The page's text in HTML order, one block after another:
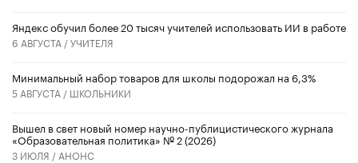
​Яндекс обучил более 20 тысяч учителей использовать ИИ в работе
6 АВГУСТА /УЧИТЕЛЯ
Минимальный набор товаров для школы подорожал на 6,3%
5 АВГУСТА / ШКОЛЬНИКИ
Вышел в свет новый номер научно-публицистического журнала
«Образовательная политика» № 2 (2026)
3 ИЮЛЯ / АНОНС